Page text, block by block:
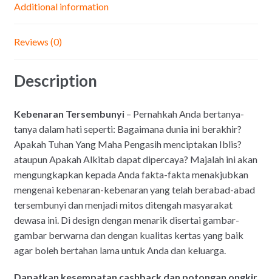
Additional information
Reviews (0)
Description
Kebenaran Tersembunyi– Pernahkah Anda bertanya-
tanya dalam hati seperti: Bagaimana dunia ini berakhir?
Apakah Tuhan Yang Maha Pengasih menciptakan Iblis?
ataupun Apakah Alkitab dapat dipercaya? Majalah ini akan
mengungkapkan kepada Anda fakta-fakta menakjubkan
mengenai kebenaran-kebenaran yang telah berabad-abad
tersembunyi dan menjadi mitos ditengah masyarakat
dewasa ini. Di design dengan menarik disertai gambar-
gambar berwarna dan dengan kualitas kertas yang baik
agar boleh bertahan lama untuk Anda dan keluarga.